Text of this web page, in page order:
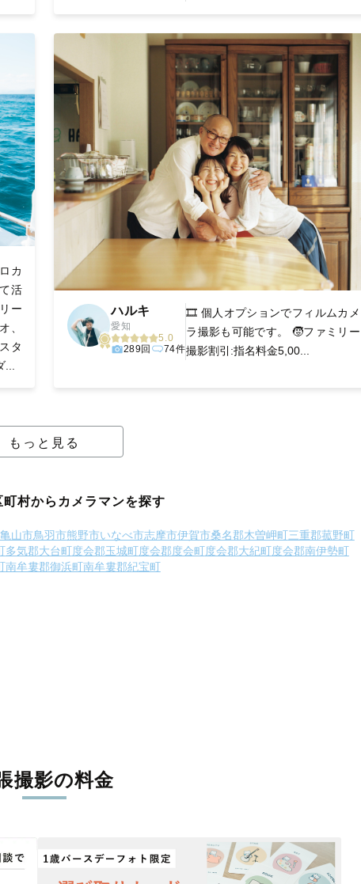
カ
活
ー
、
タ
ハルキ
愛知
5.0
289回
74件
🎞️ 個人オプションでフィルムカメ
ラ撮影も可能です。 🧒ファミリー
撮影割引:指名料金5,00...
もっと見る
町村からカメラマンを探す
亀山市鳥羽市熊野市いなべ市志摩市伊賀市桑名郡木曽岬町三重郡菰野町
多気郡大台町度会郡玉城町度会郡度会町度会郡大紀町度会郡南伊勢町
南牟婁郡御浜町南牟婁郡紀宝町
撮影の料金